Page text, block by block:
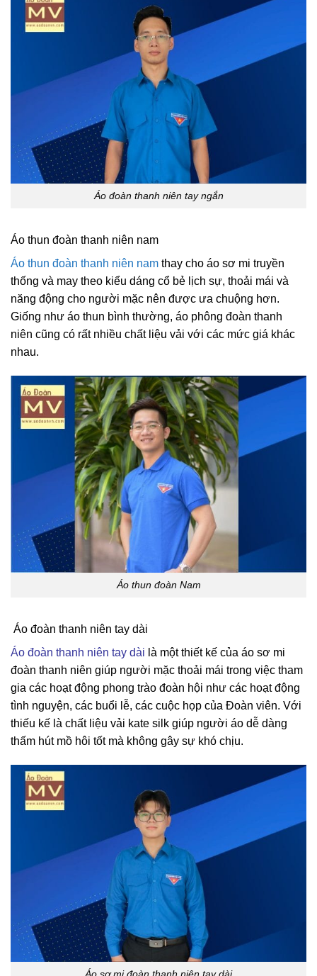
Áo đoàn thanh niên tay ngắn
Áo thun đoàn thanh niên nam
Áo thun đoàn thanh niên nam thay cho áo sơ mi truyền
thống và may theo kiểu dáng cổ bẻ lịch sự, thoải mái và
năng động cho người mặc nên được ưa chuộng hơn.
Giống như áo thun bình thường, áo phông đoàn thanh
niên cũng có rất nhiều chất liệu vải với các mức giá khác
nhau.
Áo thun đoàn Nam
Áo đoàn thanh niên tay dài
Áo đoàn thanh niên tay dài là một thiết kế của áo sơ mi
đoàn thanh niên giúp người mặc thoải mái trong việc tham
gia các hoạt động phong trào đoàn hội như các hoạt động
tình nguyện, các buổi lễ, các cuộc họp của Đoàn viên. Với
thiếu kế là chất liệu vải kate silk giúp người áo dễ dàng
thấm hút mồ hôi tốt mà không gây sự khó chịu.